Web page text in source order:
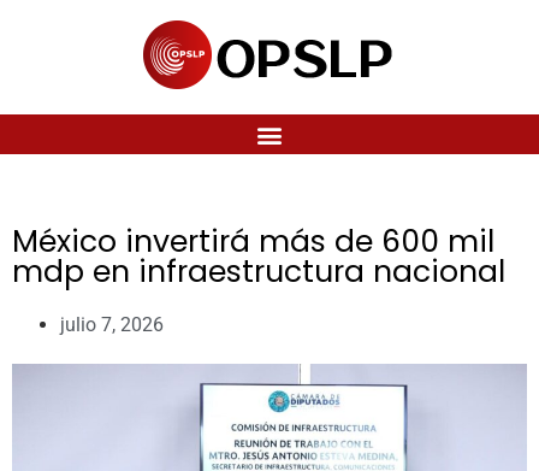
México invertirá más de 600 mil
mdp en infraestructura nacional
julio 7, 2026